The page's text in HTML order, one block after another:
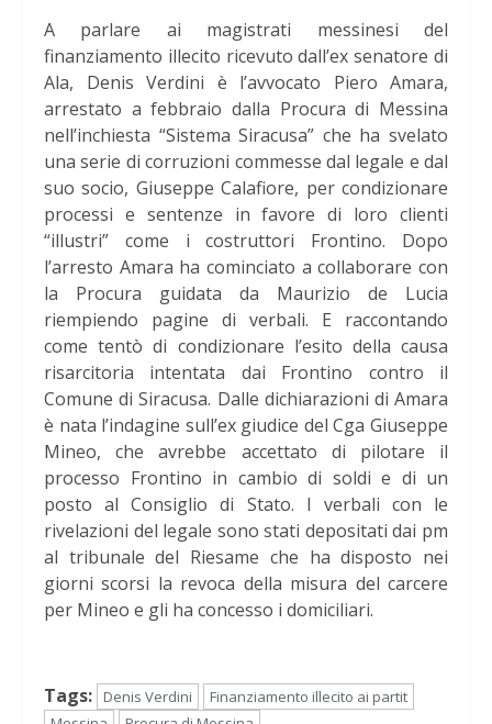
A parlare ai magistrati messinesi del
finanziamento illecito ricevuto dall’ex senatore di
Ala, Denis Verdini è l’avvocato Piero Amara,
arrestato a febbraio dalla Procura di Messina
nell’inchiesta “Sistema Siracusa” che ha svelato
una serie di corruzioni commesse dal legale e dal
suo socio, Giuseppe Calafiore, per condizionare
processi e sentenze in favore di loro clienti
“illustri” come i costruttori Frontino. Dopo
l’arresto Amara ha cominciato a collaborare con
la Procura guidata da Maurizio de Lucia
riempiendo pagine di verbali. E raccontando
come tentò di condizionare l’esito della causa
risarcitoria intentata dai Frontino contro il
Comune di Siracusa. Dalle dichiarazioni di Amara
è nata l’indagine sull’ex giudice del Cga Giuseppe
Mineo, che avrebbe accettato di pilotare il
processo Frontino in cambio di soldi e di un
posto al Consiglio di Stato. I verbali con le
rivelazioni del legale sono stati depositati dai pm
al tribunale del Riesame che ha disposto nei
giorni scorsi la revoca della misura del carcere
per Mineo e gli ha concesso i domiciliari.
Tags: Denis Verdini
Finanziamento illecito ai partit